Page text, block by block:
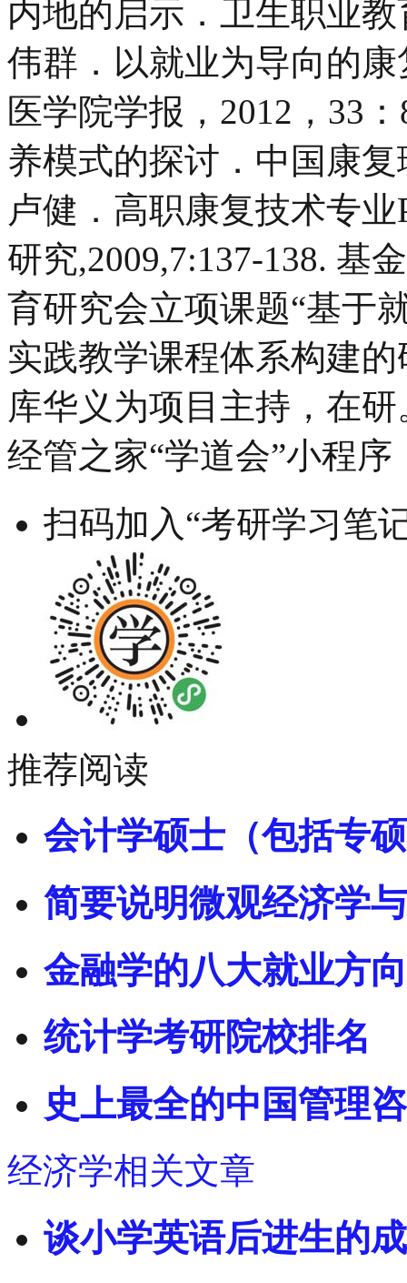
内地的启示．卫生职业
伟群．以就业为导向的
医学院学报，2012，33
养模式的探讨．中国康
卢健．高职康复技术专
研究,2009,7:137-138. 基
育研究会立项课题“基于
实践教学课程体系构建
库华义为项目主持，在研
经管之家“学道会”小程序
扫码加入“考研学习笔
推荐阅读
会计学硕士（包括专
简要说明微观经济学
金融学的八大就业方
统计学考研院校排名
史上最全的中国管理
经济学相关文章
谈小学英语后进生的